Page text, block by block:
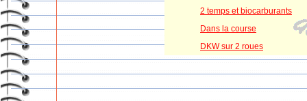
2 temps et biocarburants
Dans la course
DKW sur 2 roues